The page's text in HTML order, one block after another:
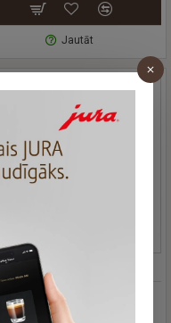
Jautāt
NIVONA
Piena dzesētājs Nivona
NICO 100